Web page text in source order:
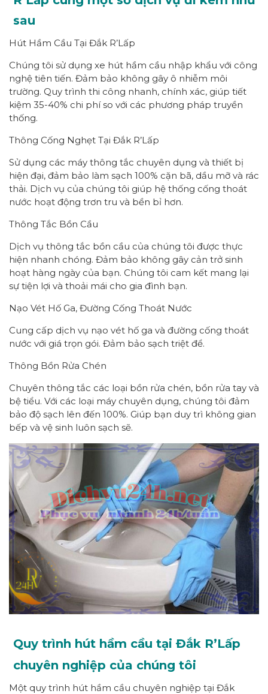
sau
Hút Hầm Cầu Tại Đắk R’Lấp
Chúng tôi sử dụng xe hút hầm cầu nhập khẩu với công
nghệ tiên tiến. Đảm bảo không gây ô nhiễm môi
trường. Quy trình thi công nhanh, chính xác, giúp tiết
kiệm 35-40% chi phí so với các phương pháp truyền
thống.
Thông Cống Nghẹt Tại Đắk R’Lấp
Sử dụng các máy thông tắc chuyên dụng và thiết bị
hiện đại, đảm bảo làm sạch 100% cặn bã, dầu mỡ và rác
thải. Dịch vụ của chúng tôi giúp hệ thống cống thoát
nước hoạt động trơn tru và bền bỉ hơn.
Thông Tắc Bồn Cầu
Dịch vụ thông tắc bồn cầu của chúng tôi được thực
hiện nhanh chóng. Đảm bảo không gây cản trở sinh
hoạt hàng ngày của bạn. Chúng tôi cam kết mang lại
sự tiện lợi và thoải mái cho gia đình bạn.
Nạo Vét Hố Ga, Đường Cống Thoát Nước
Cung cấp dịch vụ nạo vét hố ga và đường cống thoát
nước với giá trọn gói. Đảm bảo sạch triệt để.
Thông Bồn Rửa Chén
Chuyên thông tắc các loại bồn rửa chén, bồn rửa tay và
bệ tiểu. Với các loại máy chuyên dụng, chúng tôi đảm
bảo độ sạch lên đến 100%. Giúp bạn duy trì không gian
bếp và vệ sinh luôn sạch sẽ.
Quy trình hút hầm cầu tại Đắk R’Lấp
chuyên nghiệp của chúng tôi
Một quy trình hút hầm cầu chuyên nghiệp tại Đắk